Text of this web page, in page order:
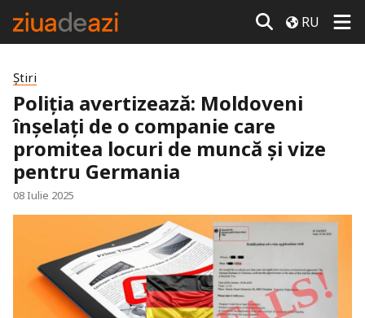
RU
Știri
Poliția avertizează: Moldoveni
înșelați de o companie care
promitea locuri de muncă și vize
pentru Germania
08 Iulie 2025